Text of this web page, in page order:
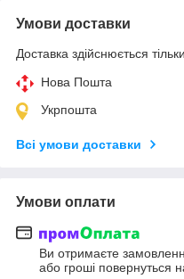
Умови доставки
Доставка здійснюється
Нова Пошта
Укрпошта
Всі умови доставки
Умови оплати
Ви отримаєте
або гроші повернуться